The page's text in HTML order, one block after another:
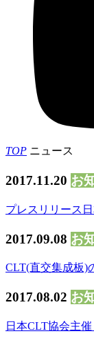
TOP ニュース
2017.11.20 お
プレスリリース
2017.09.08 お
CLT(直交集成板)
2017.08.02 お
日本CLT協会主